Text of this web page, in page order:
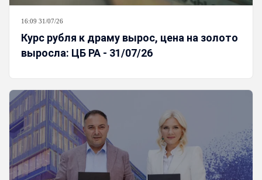
16:09 31/07/26
Курс рубля к драму вырос, цена на золото
выросла: ЦБ РА - 31/07/26